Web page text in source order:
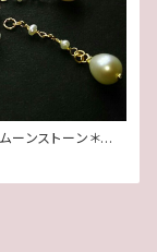
ーンストーン＊淡
トピアス14kgf